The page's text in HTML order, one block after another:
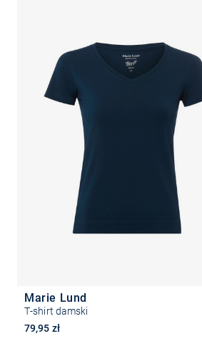
Marie Lund
T-shirt damski
79,95 zł